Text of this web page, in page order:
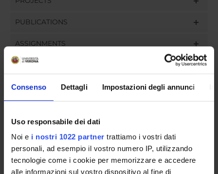
Consenso Dettagli Impostazioni degli annunci
Uso responsabile dei dati
Noi e i nostri 1022 partner trattiamo i vostri dati
personali, ad esempio il vostro numero IP, utilizzando
tecnologie come i cookie per memorizzare e accedere
alle informazioni sul vostro dispositivo al fine di
PUBLICATIONS
ASSIGNMENTS
GOVERNANCE
COMMITTEES
DEPARTMENT ADMINISTRATION OFFICES